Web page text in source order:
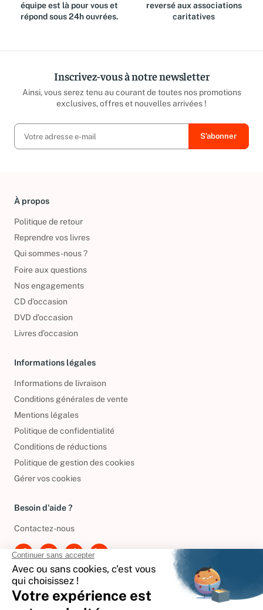
équipe est là pour vous et
répond sous 24h ouvrées.
reversé aux associations
caritatives
Inscrivez-vous à notre newsletter
Ainsi, vous serez tenu au courant de toutes nos promotions
exclusives, offres et nouvelles arrivées !
À propos
Politique de retour
Reprendre vos livres
Qui sommes-nous ?
Foire aux questions
Nos engagements
CD d'occasion
DVD d'occasion
Livres d’occasion
Informations légales
Informations de livraison
Conditions générales de vente
Mentions légales
Politique de confidentialité
Conditions de réductions
Politique de gestion des cookies
Gérer vos cookies
Besoin d'aide ?
Contactez-nous
International
🇪🇸 Espagne